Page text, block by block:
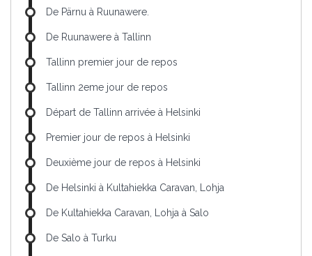
De Pärnu à Ruunawere.
De Ruunawere à Tallinn
Tallinn premier jour de repos
Tallinn 2eme jour de repos
Départ de Tallinn arrivée à Helsinki
Premier jour de repos à Helsinki
Deuxième jour de repos à Helsinki
De Helsinki à Kultahiekka Caravan, Lohja
De Kultahiekka Caravan, Lohja à Salo
De Salo à Turku